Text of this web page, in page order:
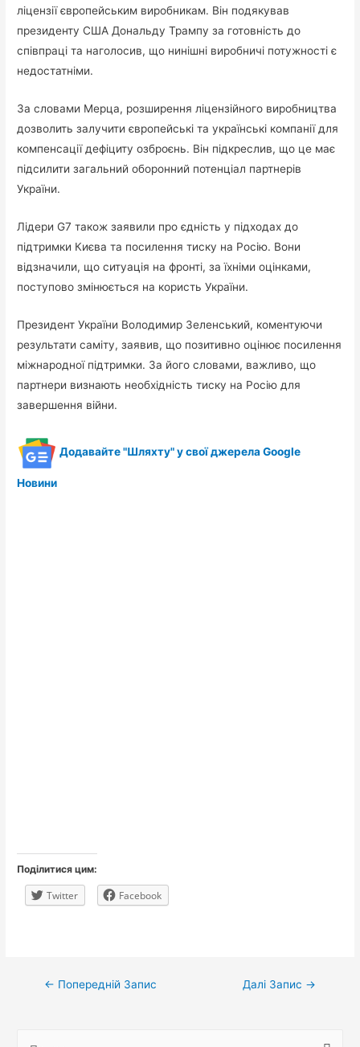
ліцензії європейським виробникам. Він подякував
президенту США Дональду Трампу за готовність до
співпраці та наголосив, що нинішні виробничі потужності є
недостатніми.
За словами Мерца, розширення ліцензійного виробництва
дозволить залучити європейські та українські компанії для
компенсації дефіциту озброєнь. Він підкреслив, що це має
підсилити загальний оборонний потенціал партнерів
України.
Лідери G7 також заявили про єдність у підходах до
підтримки Києва та посилення тиску на Росію. Вони
відзначили, що ситуація на фронті, за їхніми оцінками,
поступово змінюється на користь України.
Президент України Володимир Зеленський, коментуючи
результати саміту, заявив, що позитивно оцінює посилення
міжнародної підтримки. За його словами, важливо, що
партнери визнають необхідність тиску на Росію для
завершення війни.
Додавайте "Шляхту" у свої джерела Google
Новини
Поділитися цим:
Twitter Facebook
Навігація
← Попередній Запис Далі Запис →